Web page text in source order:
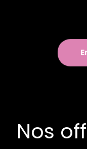
Nos